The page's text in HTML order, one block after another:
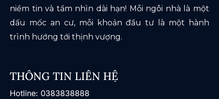
niềm tin và tầm nhìn dài hạn! Mỗi ngôi nhà là một
dấu mốc an cư, mỗi khoản đầu tư là một hành
trình hướng tới thịnh vượng.
THÔNG TIN LIÊN HỆ
​Hotline: 0383838888